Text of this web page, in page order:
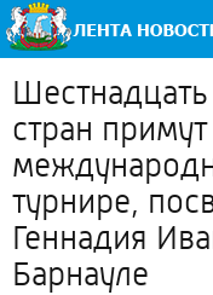
стран
турнире,
Геннадия
Барнауле